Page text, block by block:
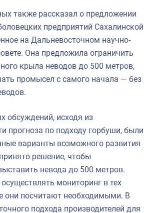
также рассказал о предложении
предприятий Сахалинской
на Дальневосточном научно-
Она предложила ограничить
крыла неводов до 500 метров,
промысел с самого начала — без
обсуждений, исходя из
прогноза по подходу горбуши, были
варианты возможного развития
решение, чтобы
невода до 500 метров.
мониторинг в тех
они посчитают необходимыми. В
подхода производителей для